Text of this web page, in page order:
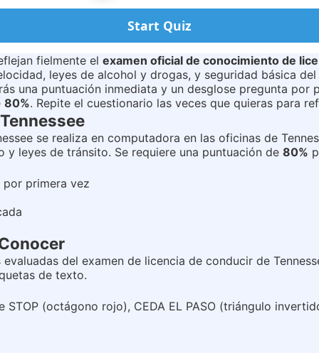
Start Quiz
fielmente el examen oficial de conocimiento de
leyes de alcohol y drogas, y seguridad básica
una puntuación inmediata y un desglose pregunta por
80%. Repite el cuestionario las veces que quieras para
se realiza en computadora en las oficinas de
leyes de tránsito. Se requiere una puntuación de 80%
por primera vez
del examen de licencia de conducir de
de texto.
(octágono rojo), CEDA EL PASO (triángulo